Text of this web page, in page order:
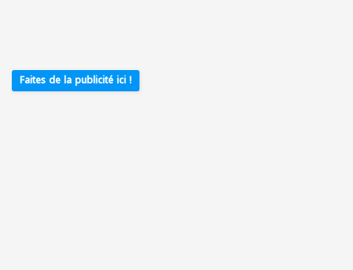
Faites de la publicité ici !